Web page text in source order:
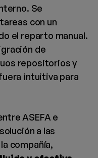
Se
con un
el reparto manual.
de
repositorios y
intuitiva para
ASEFA e
a las
compañía,